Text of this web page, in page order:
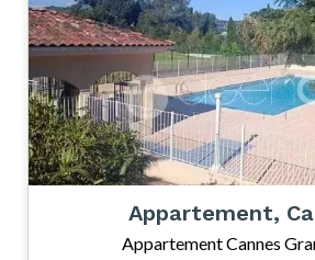
Appartement,
Appartement Cannes